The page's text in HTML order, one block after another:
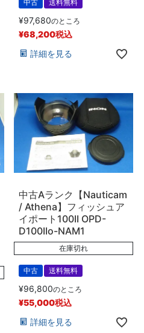
中古 送料無料
¥97,680のところ
¥68,200税込
詳細を見る
中古Aランク【Nauticam
/ Athena】フィッシュア
イポート100II OPD-
D100IIo-NAM1
在庫切れ
中古 送料無料
¥96,800のところ
¥55,000税込
詳細を見る